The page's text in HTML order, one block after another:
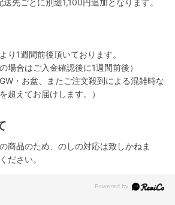
送先ごとに別途1,100円追加となります。
り1週間前後頂いております。
場合はご入金確認後に1週間前後）
・お盆、またご注文殺到による混雑時な
超えてお届けします。）
の商品のため、のしの対応は致しかねま
ださい。